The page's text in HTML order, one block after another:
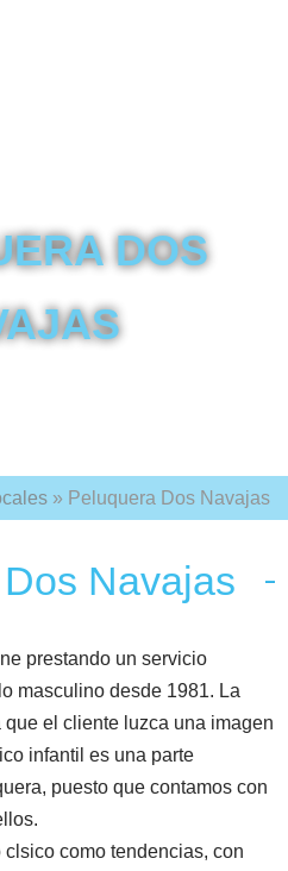
DOS
» Peluquera Dos Navajas
Dos Navajas
prestando un servicio
masculino desde 1981. La
el cliente luzca una imagen
infantil es una parte
puesto que contamos con
como tendencias, con